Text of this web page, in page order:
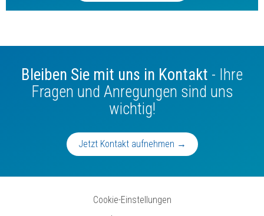
Bleiben Sie mit uns in Kontakt - Ihre
Fragen und Anregungen sind uns
wichtig!
Jetzt Kontakt aufnehmen →
Cookie-Einstellungen